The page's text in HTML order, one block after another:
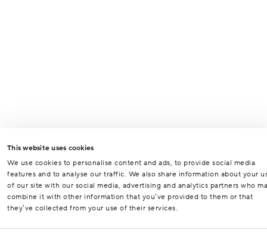
This website uses cookies
We use cookies to personalise content and ads, to provide social media
features and to analyse our traffic. We also share information about your
of our site with our social media, advertising and analytics partners who
combine it with other information that you’ve provided to them or that
they’ve collected from your use of their services.